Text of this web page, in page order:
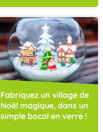
Fabriquez un village de
Noël magique, dans un
simple bocal en verre !